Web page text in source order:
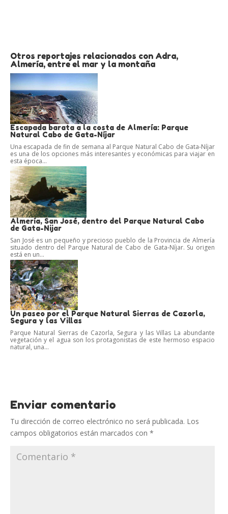
Otros reportajes relacionados con Adra,
Almería, entre el mar y la montaña
Escapada barata a la costa de Almería: Parque
Natural Cabo de Gata-Níjar
Una escapada de fin de semana al Parque Natural Cabo de Gata-Níjar
es una de los opciones más interesantes y económicas para viajar en
esta época...
Almería, San José, dentro del Parque Natural Cabo
de Gata-Nijar
San José es un pequeño y precioso pueblo de la Provincia de Almería
situado dentro del Parque Natural de Cabo de Gata-Níjar. Su origen
está en un...
Un paseo por el Parque Natural Sierras de Cazorla,
Segura y las Villas
Parque Natural Sierras de Cazorla, Segura y las Villas La abundante
vegetación y el agua son los protagonistas de este hermoso espacio
natural, una...
Enviar comentario
Tu dirección de correo electrónico no será publicada. Los
campos obligatorios están marcados con *